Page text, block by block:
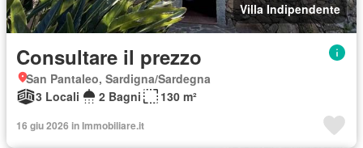
Villa Indipendente
Consultare il prezzo
San Pantaleo, Sardigna/Sardegna
3 Locali
2 Bagni 130 m²
16 giu 2026 in Immobiliare.it